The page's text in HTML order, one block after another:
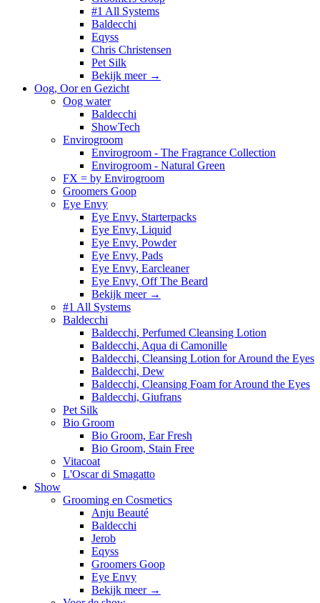
#1 All Systems
Baldecchi
Eqyss
Chris Christensen
Pet Silk
Bekijk meer →
Oog, Oor en Gezicht
Oog water
Baldecchi
ShowTech
Envirogroom
Envirogroom - The Fragrance Collection
Envirogroom - Natural Green
FX = by Envirogroom
Groomers Goop
Eye Envy
Eye Envy, Starterpacks
Eye Envy, Liquid
Eye Envy, Powder
Eye Envy, Pads
Eye Envy, Earcleaner
Eye Envy, Off The Beard
Bekijk meer →
#1 All Systems
Baldecchi
Baldecchi, Perfumed Cleansing Lotion
Baldecchi, Aqua di Camonille
Baldecchi, Cleansing Lotion for Around the Eyes
Baldecchi, Dew
Baldecchi, Cleansing Foam for Around the Eyes
Baldecchi, Giufrans
Pet Silk
Bio Groom
Bio Groom, Ear Fresh
Bio Groom, Stain Free
Vitacoat
L'Oscar di Smagatto
Show
Grooming en Cosmetics
Anju Beauté
Baldecchi
Jerob
Eqyss
Groomers Goop
Eye Envy
Bekijk meer →